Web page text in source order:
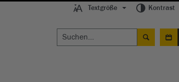
Textgröße Kontrast